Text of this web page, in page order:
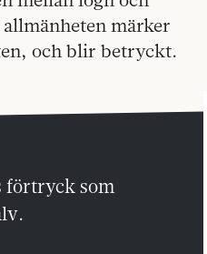
märker
och blir betryckt.
förtryck som